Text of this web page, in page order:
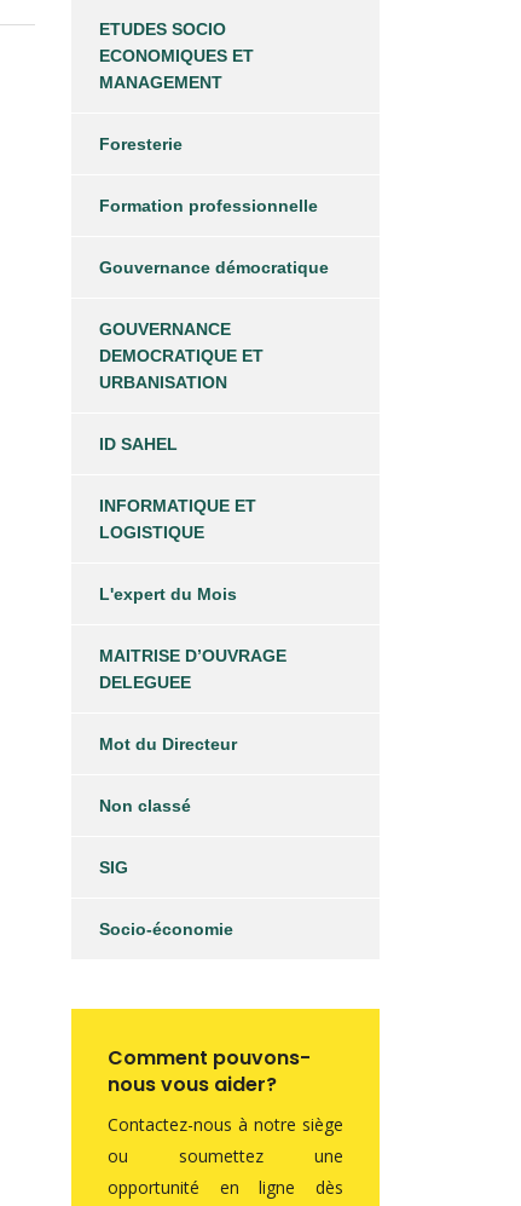
ETUDES SOCIO
ECONOMIQUES ET
MANAGEMENT
Foresterie
Formation professionnelle
Gouvernance démocratique
GOUVERNANCE
DEMOCRATIQUE ET
URBANISATION
ID SAHEL
INFORMATIQUE ET
LOGISTIQUE
L'expert du Mois
MAITRISE D’OUVRAGE
DELEGUEE
Mot du Directeur
Non classé
SIG
Socio-économie
Comment pouvons-
nous vous aider?
Contactez-nous à notre siège
ou soumettez une
opportunité en ligne dès